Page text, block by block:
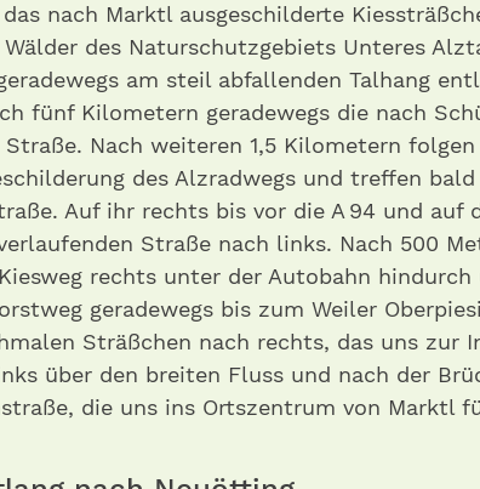
nach Marktl ausgeschilderte
des Naturschutzgebiets Unteres
am steil abfallenden Talhang
fünf Kilometern geradewegs die nach
Nach weiteren 1,5 Kilometern
des Alzradwegs und treffen
Auf ihr rechts bis vor die A 94 und auf
Straße nach links. Nach 500
rechts unter der Autobahn hindurch
geradewegs bis zum Weiler
Sträßchen nach rechts, das uns zur
über den breiten Fluss und nach der
die uns ins Ortszentrum von Marktl